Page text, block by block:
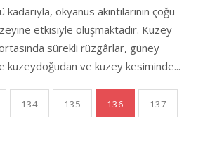
okyanus akıntılarının çoğu
etkisiyle oluşmaktadır. Kuzey
sürekli rüzgârlar, güney
kuzeydoğudan ve kuzey kesiminde...
134 135 136 137